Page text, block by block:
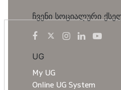
ჩვენი სოციალური
UG
My UG
Online UG System